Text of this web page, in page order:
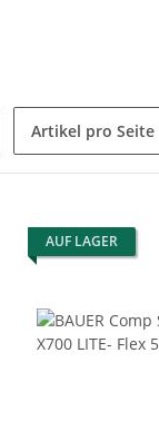
Artikel pro Seite
AUF LAGER